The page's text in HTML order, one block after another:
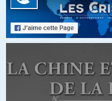
vraie démocratie n’a jamais
réduit.
+12 ALERTER
Spartacus//29.10.2022
N’oublions pas l’action des «